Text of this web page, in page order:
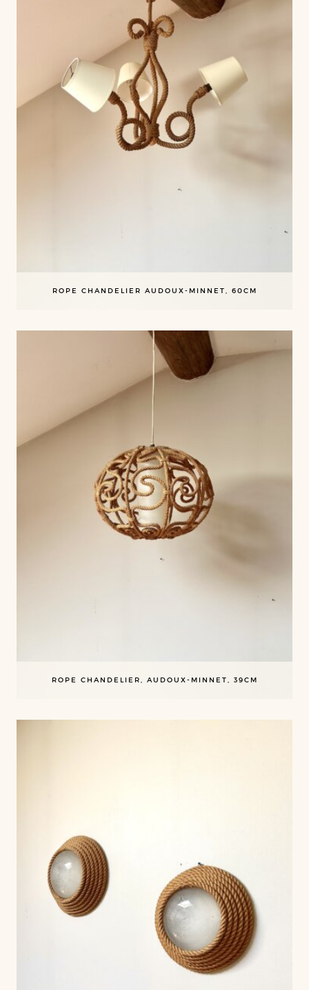
ROPE CHANDELIER AUDOUX-MINNET, 60CM
ROPE CHANDELIER, AUDOUX-MINNET, 39CM